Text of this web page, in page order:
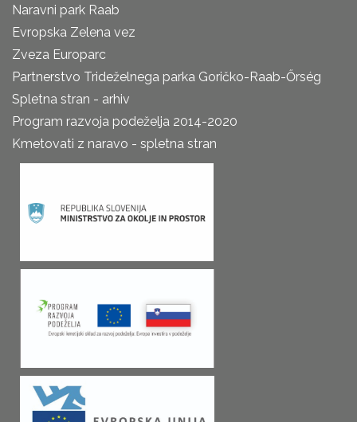
Naravni park Raab
Evropska Zelena vez
Zveza Europarc
Partnerstvo Trideželnega parka Goričko-Raab-Őrség
Spletna stran - arhiv
Program razvoja podeželja 2014-2020
Kmetovati z naravo - spletna stran